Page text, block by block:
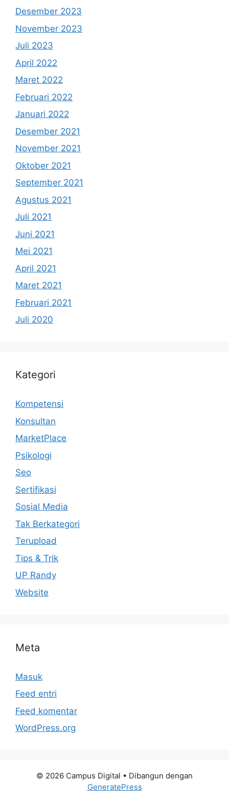
Desember 2023
November 2023
Juli 2023
April 2022
Maret 2022
Februari 2022
Januari 2022
Desember 2021
November 2021
Oktober 2021
September 2021
Agustus 2021
Juli 2021
Juni 2021
Mei 2021
April 2021
Maret 2021
Februari 2021
Juli 2020
Kategori
Kompetensi
Konsultan
MarketPlace
Psikologi
Seo
Sertifikasi
Sosial Media
Tak Berkategori
Terupload
Tips & Trik
UP Randy
Website
Meta
Masuk
Feed entri
Feed komentar
WordPress.org
© 2026 Campus Digital • Dibangun dengan
GeneratePress